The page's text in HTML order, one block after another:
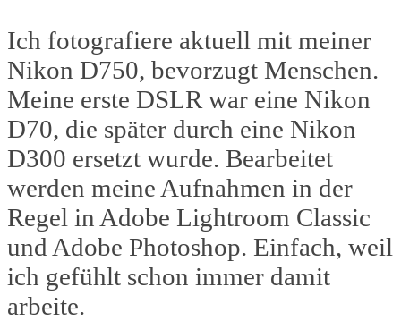
Ich fotografiere aktuell mit meiner
Nikon D750, bevorzugt Menschen.
Meine erste DSLR war eine Nikon
D70, die später durch eine Nikon
D300 ersetzt wurde. Bearbeitet
werden meine Aufnahmen in der
Regel in Adobe Lightroom Classic
und Adobe Photoshop. Einfach, weil
ich gefühlt schon immer damit
arbeite.